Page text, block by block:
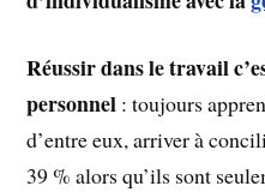
Réussir dans le travail
personnel : toujours
d’entre eux, arriver à
39 % alors qu’ils sont